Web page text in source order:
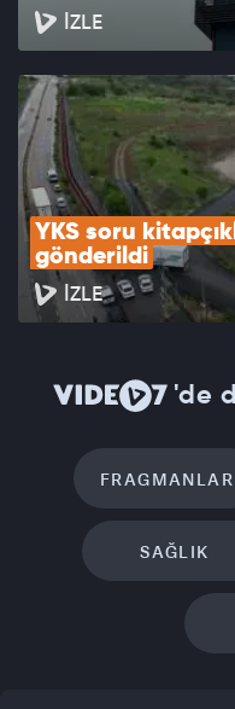
İZLE
YKS soru
gönderildi
İZLE
'de
FRAGMANLAR
SAĞLIK